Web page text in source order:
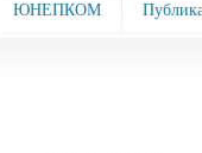
ЮНЕПКОМ